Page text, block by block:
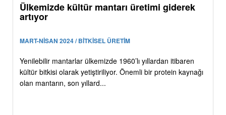
Ülkemizde kültür mantarı üretimi giderek
artıyor
MART-NİSAN 2024 / BİTKİSEL ÜRETİM
Yenilebilir mantarlar ülkemizde 1960’lı yıllardan itibaren
kültür bitkisi olarak yetiştiriliyor. Önemli bir protein kaynağı
olan mantarın, son yıllard...